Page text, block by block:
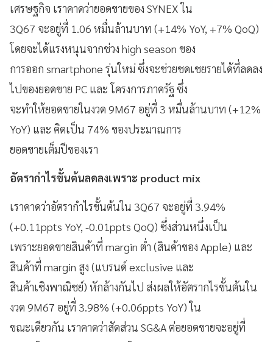
เศรษฐกิจ เราคาดว่ายอดขายของ SYNEX ใน
3Q67 จะอยู่ที่ 1.06 หมื่นล้านบาท (+14% YoY, +7% QoQ)
โดยจะได้แรงหนุนจากช่วง high season ของ
การออก smartphone รุ่นใหม่ ซึ่งจะช่วยชดเชยรายได้ที่ลดลง
ไปของยอดขาย PC และ โครงการภาครัฐ ซึ่ง
จะทำให้ยอดขายในงวด 9M67 อยู่ที่ 3 หมื่นล้านบาท (+12%
YoY) และ คิดเป็น 74% ของประมาณการ
ยอดขายเต็มปีของเรา
อัตรากำไรขั้นต้นลดลงเพราะ product mix
เราคาดว่าอัตรากำไรขั้นต้นใน 3Q67 จะอยู่ที่ 3.94%
(+0.11ppts YoY, -0.01ppts QoQ) ซึ่งส่วนหนึ่งเป็น
เพราะยอดขายสินค้าที่ margin ต่ำ (สินค้าของ Apple) และ
สินค้าที่ margin สูง (แบรนด์ exclusive และ
สินค้าเชิงพาณิชย์) หักล้างกันไป ส่งผลให้อัตรากไรขั้นต้นใน
งวด 9M67 อยู่ที่ 3.98% (+0.06ppts YoY) ใน
ขณะเดียวกัน เราคาดว่าสัดส่วน SG&A ต่อยอดขายจะอยู่ที่